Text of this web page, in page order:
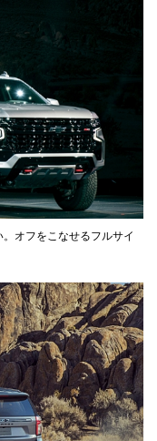
オフをこなせるフルサイ